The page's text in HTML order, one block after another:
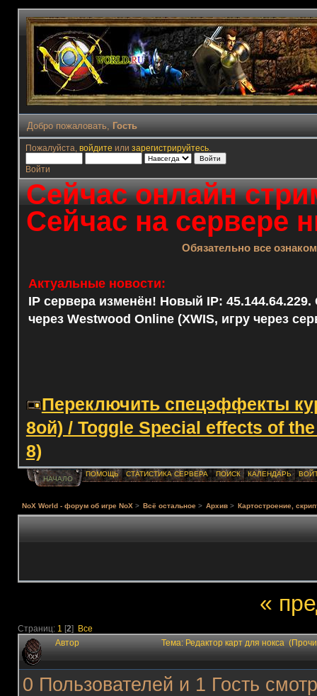
Добро пожаловать, Гость
Пожалуйста, войдите или зарегистрируйтесь.
Войти
Сейчас онлайн
Сейчас на сервере
Обязательно все
Актуальные новости:
IP сервера изменён! Новый IP: 45.144.64.229.
через Westwood Online (XWIS, игру через
Переключить спецэффекты
8ой) / Toggle Special effects of
8)
НАЧАЛО
ПОМОЩЬ СТАТИСТИКА СЕРВЕРА ПОИСК КАЛЕНДАРЬ
NoX World - форум об игре NoX > Всё остальное > Архив > Картостроение,
«
Страниц: 1 [2] Все
Автор Тема: Редактор карт для нокса
0 Пользователей и 1 Гость